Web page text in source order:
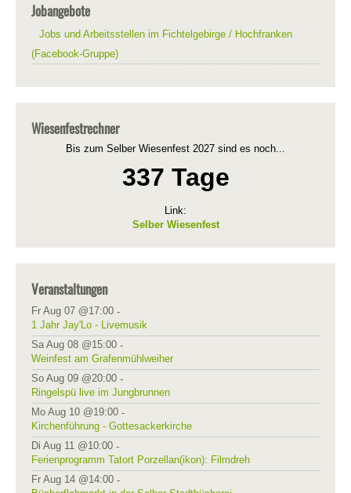
Jobangebote
Jobs und Arbeitsstellen im Fichtelgebirge / Hochfranken
(Facebook-Gruppe)
Wiesenfestrechner
Bis zum Selber Wiesenfest 2027 sind es noch...
337 Tage
Link:
Selber Wiesenfest
Veranstaltungen
Fr Aug 07 @17:00 -
1 Jahr Jay'Lo - Livemusik
Sa Aug 08 @15:00 -
Weinfest am Grafenmühlweiher
So Aug 09 @20:00 -
Ringelspü live im Jungbrunnen
Mo Aug 10 @19:00 -
Kirchenführung - Gottesackerkirche
Di Aug 11 @10:00 -
Ferienprogramm Tatort Porzellan(ikon): Filmdreh
Fr Aug 14 @14:00 -